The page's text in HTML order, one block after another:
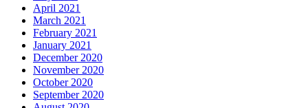
April 2021
March 2021
February 2021
January 2021
December 2020
November 2020
October 2020
September 2020